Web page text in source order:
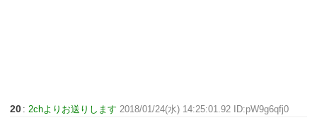
20 : 2chよりお送りします 2018/01/24(水) 14:25:01.92 ID:pW9g6qfj0